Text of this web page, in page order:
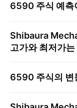
6590 주식 예측
Shibaura
고가와 최저가
6590 주식의 변